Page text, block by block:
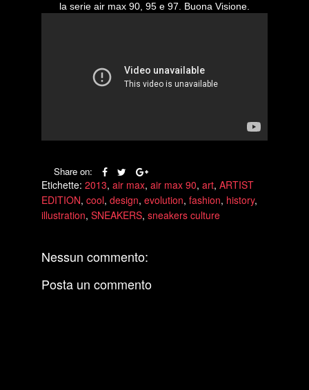
la serie air max 90, 95 e 97. Buona Visione.
Share on:
Etichette: 2013, air max, air max 90, art, ARTIST
EDITION, cool, design, evolution, fashion, history,
illustration, SNEAKERS, sneakers culture
Nessun commento:
Posta un commento